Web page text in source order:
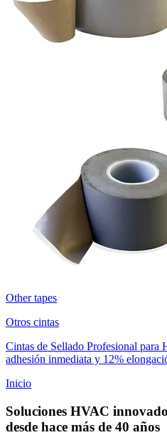
Other tapes
Otros cintas
Cintas de Sellado Profesional para
adhesión inmediata y 12%
Inicio
Soluciones HVAC
desde hace más de 40 años